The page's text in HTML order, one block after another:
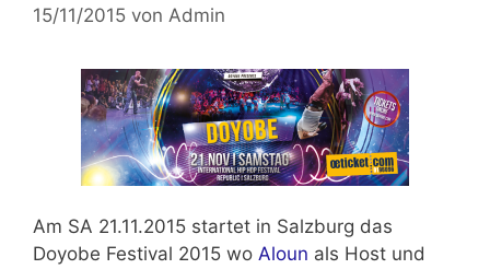
15/11/2015 von Admin
Am SA 21.11.2015 startet in Salzburg das
Doyobe Festival 2015 wo Aloun als Host und